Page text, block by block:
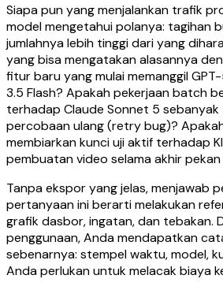
Siapa pun yang menjalankan trafik
model mengetahui polanya: tagihan
jumlahnya lebih tinggi dari yang
yang bisa mengatakan alasannya
fitur baru yang mulai memanggil
3.5 Flash? Apakah pekerjaan batch
terhadap Claude Sonnet 5 sebanyak
percobaan ulang (retry bug)?
membiarkan kunci uji aktif terhadap
pembuatan video selama akhir
Tanpa ekspor yang jelas, menjawab
pertanyaan ini berarti melakukan
grafik dasbor, ingatan, dan tebakan.
penggunaan, Anda mendapatkan
sebenarnya: stempel waktu, model,
Anda perlukan untuk melacak biaya